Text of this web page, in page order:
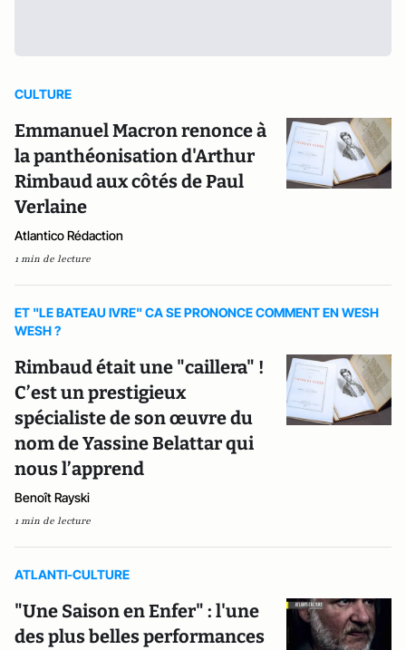
CULTURE
Emmanuel Macron renonce à
la panthéonisation d'Arthur
Rimbaud aux côtés de Paul
Verlaine
Atlantico Rédaction
1 min de lecture
ET "LE BATEAU IVRE" CA SE PRONONCE COMMENT EN WESH
WESH ?
Rimbaud était une "caillera" !
C’est un prestigieux
spécialiste de son œuvre du
nom de Yassine Belattar qui
nous l’apprend
Benoît Rayski
1 min de lecture
ATLANTI-CULTURE
"Une Saison en Enfer" : l'une
des plus belles performances